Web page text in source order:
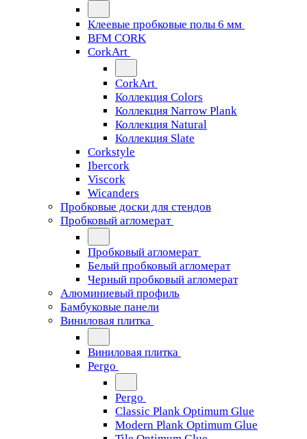
Клеевые пробковые полы 6 мм
BFM CORK
CorkArt
CorkArt
Коллекция Colors
Коллекция Narrow Plank
Коллекция Natural
Коллекция Slate
Corkstyle
Ibercork
Viscork
Wicanders
Пробковые доски для стендов
Пробковый агломерат
Пробковый агломерат
Белый пробковый агломерат
Черный пробковый агломерат
Алюминиевый профиль
Бамбуковые панели
Виниловая плитка
Виниловая плитка
Pergo
Pergo
Classic Plank Optimum Glue
Modern Plank Optimum Glue